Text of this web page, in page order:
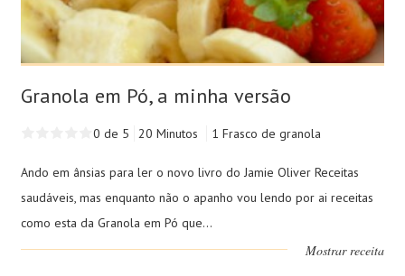
Granola em Pó, a minha versão
0 de 5 20 Minutos 1 Frasco de granola
Ando em ânsias para ler o novo livro do Jamie Oliver Receitas
saudáveis, mas enquanto não o apanho vou lendo por ai receitas
como esta da Granola em Pó que...
Mostrar receita